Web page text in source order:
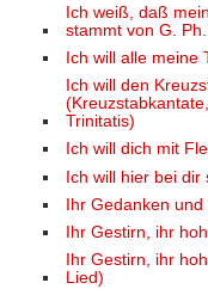
Ich weiß, daß
stammt von G.
Ich will alle meine
Ich will den
Trinitatis)
Ich will dich mit
Ich will hier bei dir
Ihr Gedanken und
Ihr Gestirn, ihr
Ihr Gestirn, ihr
Lied)